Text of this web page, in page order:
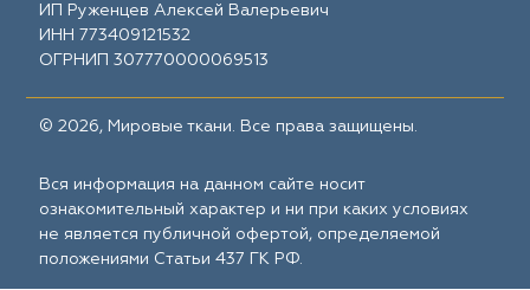
ИП Руженцев Алексей Валерьевич
ИНН 773409121532
ОГРНИП 307770000069513
© 2026, Мировые ткани. Все права защищены.
Вся информация на данном сайте носит
ознакомительный характер и ни при каких условиях
не является публичной офертой, определяемой
положениями Статьи 437 ГК РФ.